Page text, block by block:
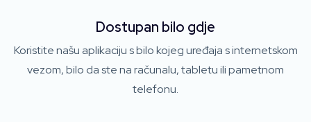
Dostupan bilo gdje
Koristite našu aplikaciju s bilo kojeg uređaja s internetskom
vezom, bilo da ste na računalu, tabletu ili pametnom
telefonu.